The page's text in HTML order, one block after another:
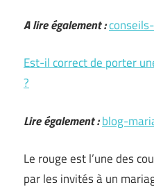
A lire également :
Est-il correct de porter
?
Lire également :blog-
Le rouge est l’une des
par les invités à un